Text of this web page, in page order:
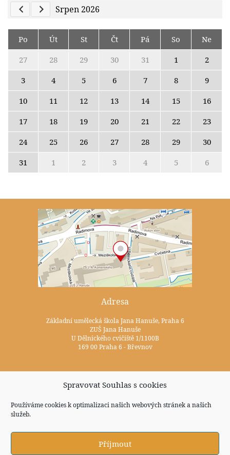
Spravovat Souhlas s cookies
Používáme cookies k optimalizaci našich webových stránek a našich
služeb.
Příjmout
Previous Calendar
Next Calendar
Srpen 2026
Po Út St Čt Pá So
Ne
27
28 29 30 31 1
2
3
4 5 6 7 8
9
10
11 12 13 14 15
16
17
18 19 20 21 22
23
24
25 26 27 28 29
30
31
1 2 3 4 5 6
Adresa
Základní umělecká škola Jana Hanuše, Praha 6
ZUŠ Jana Hanuše
U Dělnického cvičiště 1/1100B
169 00 Praha 6 - Břevnov
Sociální sítě